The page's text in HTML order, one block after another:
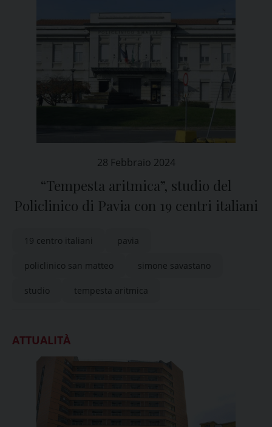
28 Febbraio 2024
“Tempesta aritmica”, studio del
Policlinico di Pavia con 19 centri italiani
19 centro italiani pavia
policlinico san matteo simone savastano
studio tempesta aritmica
ATTUALITÀ